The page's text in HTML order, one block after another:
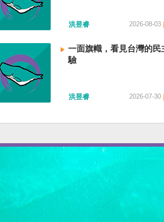
洪昱睿 2026-08-03
一面旗幟，看見台灣的民
驗
洪昱睿 2026-07-30